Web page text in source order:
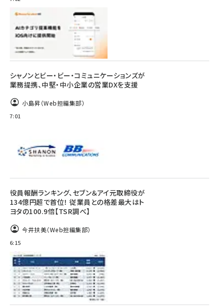
シャノンとビー・ビー・コミュニケーションズが
業務提携、中堅・中小企業の営業DXを支援
小島昇（Web担編集部）
7:01
役員報酬ランキング、セブン＆アイ元取締役が
134億円超で首位！ 従業員との格差最大はト
ヨタの100.9倍【TSR調べ】
今井扶美（Web担編集部）
6:15